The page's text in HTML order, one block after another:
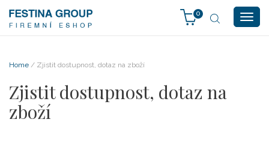
0
Home / Zjistit dostupnost, dotaz na zboží
Zjistit dostupnost, dotaz na
zboží